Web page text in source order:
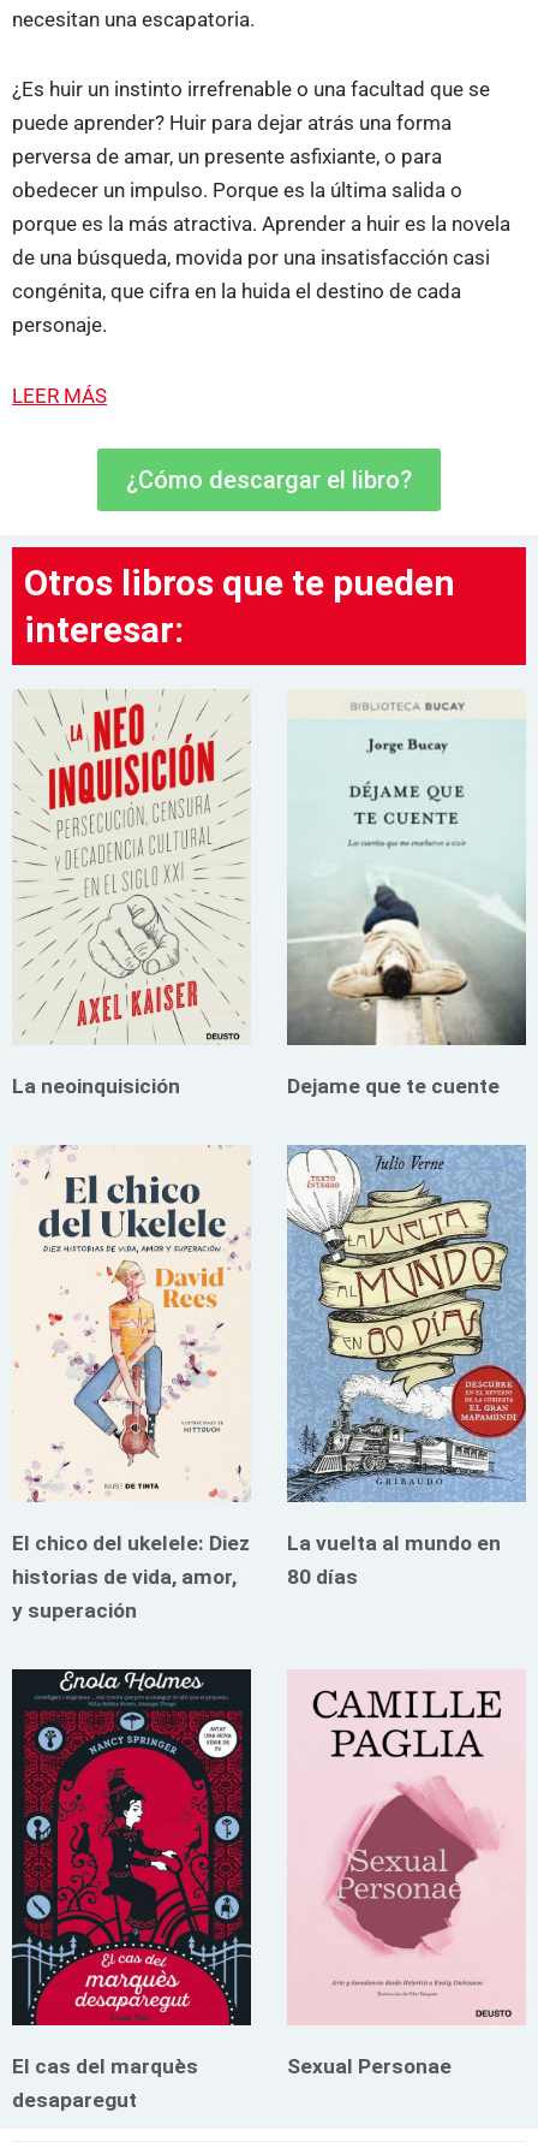
necesitan una escapatoria.
¿Es huir un instinto irrefrenable o una facultad que se
puede aprender? Huir para dejar atrás una forma
perversa de amar, un presente asfixiante, o para
obedecer un impulso. Porque es la última salida o
porque es la más atractiva. Aprender a huir es la novela
de una búsqueda, movida por una insatisfacción casi
congénita, que cifra en la huida el destino de cada
personaje.
LEER MÁS
¿Cómo descargar el libro?
Otros libros que te pueden
interesar:
La neoinquisición Dejame que te cuente
El chico del ukelele: Diez
historias de vida, amor,
y superación
La vuelta al mundo en
80 días
El cas del marquès
desaparegut
Sexual Personae